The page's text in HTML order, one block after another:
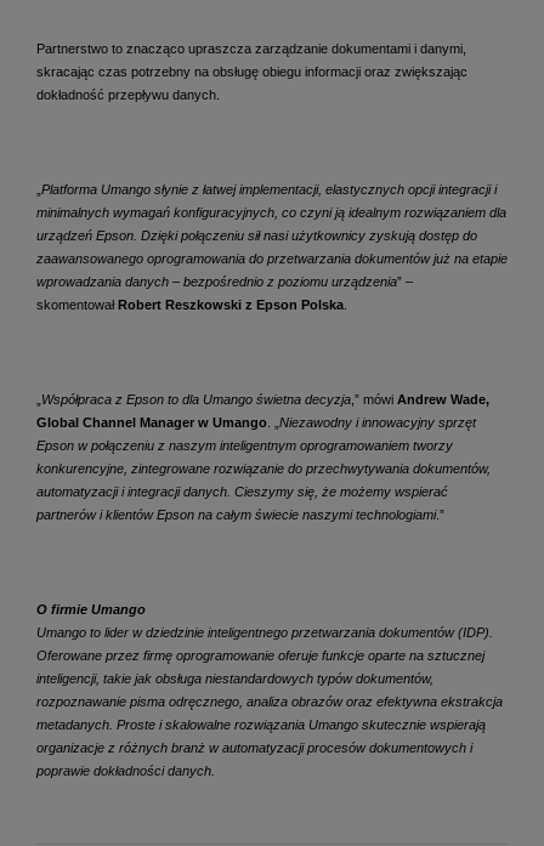
Partnerstwo to znacząco upraszcza zarządzanie dokumentami i danymi,
skracając czas potrzebny na obsługę obiegu informacji oraz zwiększając
dokładność przepływu danych.
Platforma Umango słynie z łatwej implementacji, elastycznych opcji integracji i
minimalnych wymagań konfiguracyjnych, co czyni ją idealnym rozwiązaniem dla
urządzeń Epson. Dzięki połączeniu sił nasi użytkownicy zyskują dostęp do
zaawansowanego oprogramowania do przetwarzania dokumentów już na etapie
wprowadzania danych – bezpośrednio z poziomu urządzenia” –
skomentowałRobert Reszkowski z Epson Polska.
Współpraca z Epson to dla Umango świetna decyzja,” mówi Andrew Wade,
Global Channel Manager w Umango. „ Niezawodny i innowacyjny sprzęt
Epson w połączeniu z naszym inteligentnym oprogramowaniem tworzy
konkurencyjne, zintegrowane rozwiązanie do przechwytywania dokumentów,
automatyzacji i integracji danych. Cieszymy się, że możemy wspierać
partnerów i klientów Epson na całym świecie naszymi technologiami.”
O firmie Umango
Umango to lider w dziedzinie inteligentnego przetwarzania dokumentów (IDP).
Oferowane przez firmę oprogramowanie oferuje funkcje oparte na sztucznej
inteligencji, takie jak obsługa niestandardowych typów dokumentów,
rozpoznawanie pisma odręcznego, analiza obrazów oraz efektywna ekstrakcja
metadanych. Proste i skalowalne rozwiązania Umango skutecznie wspierają
organizacje z różnych branż w automatyzacji procesów dokumentowych i
poprawie dokładności danych.